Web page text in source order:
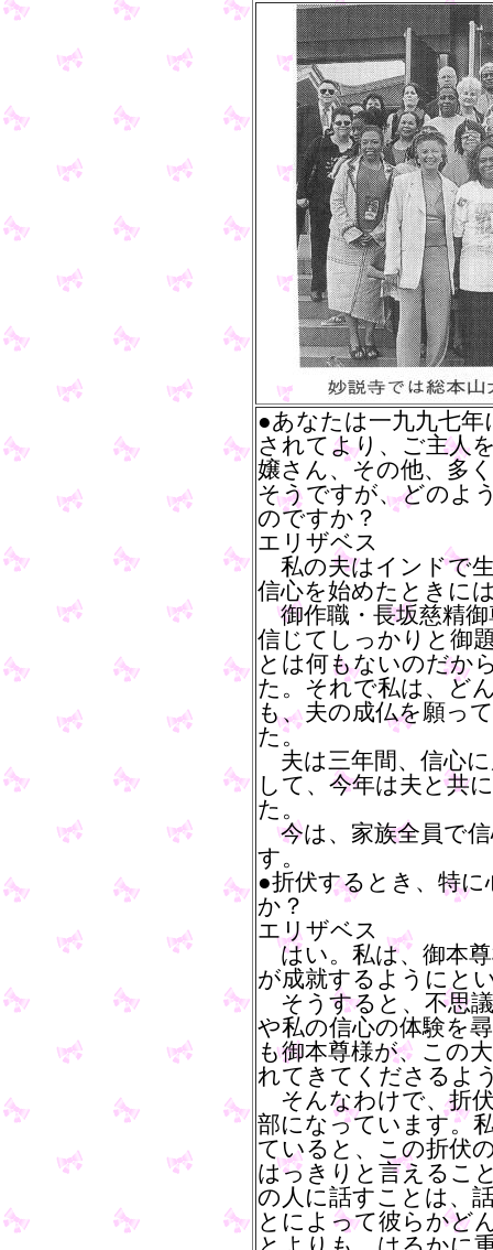
●あなたは一九九七年
されてより、ご主人
嬢さん、その他、多
そうですが、どのよ
のですか？
エリザベス
私の夫はインドで
信心を始めたときに
御作職・長坂慈精
信じてしっかりと御
とは何もないのだか
た。それで私は、ど
も、夫の成仏を願っ
た。
夫は三年間、信心
して、今年は夫と共
た。
今は、家族全員で
す。
●折伏するとき、特
か？
エリザベス
はい。私は、御本
が成就するようにと
そうすると、不思
や私の信心の体験を
も御本尊様が、この
れてきてくださるよ
そんなわけで、折
部になっています。
ていると、この折伏
はっきりと言えるこ
の人に話すことは、
とによって彼らかど